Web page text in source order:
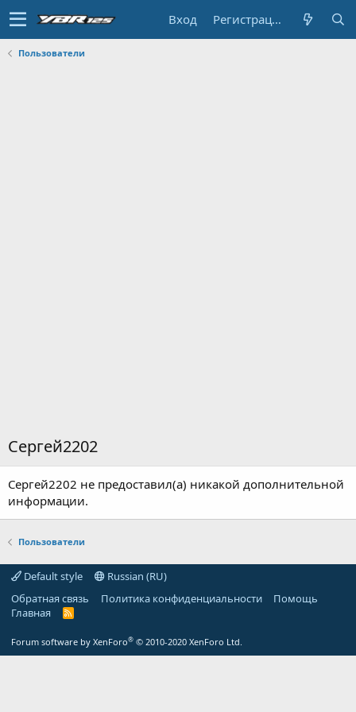
Вход Регистрация
Пользователи
Сергей2202
Сергей2202 не предоставил(а) никакой дополнительной
информации.
Пользователи
Default style
Russian (RU)
Обратная связь
Политика конфиденциальности
Помощь
Главная
R
Forum software by XenForo® © 2010-2020 XenForo Ltd.